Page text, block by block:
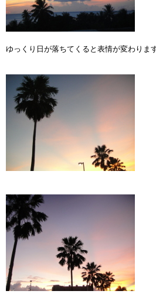
ゆっくり日が落ちてくると表情が変わりま